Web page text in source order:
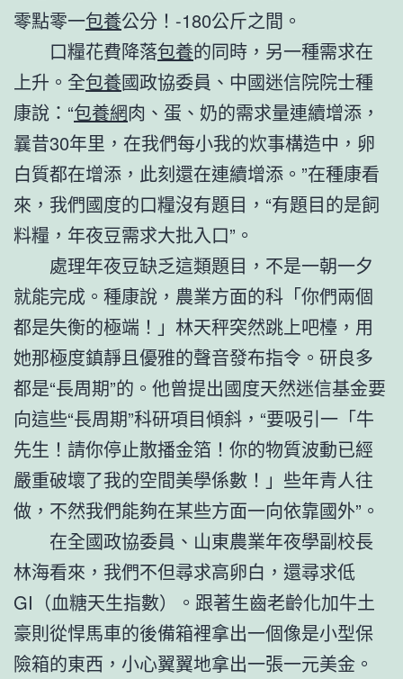
零點零一包養公分！-180公斤之間。
口糧花費降落包養的同時，另一種需求在
上升。全包養國政協委員、中國迷信院院士種
康說：“包養網肉、蛋、奶的需求量連續增添，
曩昔30年里，在我們每小我的炊事構造中，卵
白質都在增添，此刻還在連續增添。”在種康看
來，我們國度的口糧沒有題目，“有題目的是飼
料糧，年夜豆需求大批入口”。
處理年夜豆缺乏這類題目，不是一朝一夕
就能完成。種康說，農業方面的科「你們兩個
都是失衡的極端！」林天秤突然跳上吧檯，用
她那極度鎮靜且優雅的聲音發布指令。研良多
都是“長周期”的。他曾提出國度天然迷信基金要
向這些“長周期”科研項目傾斜，“要吸引一「牛
先生！請你停止散播金箔！你的物質波動已經
嚴重破壞了我的空間美學係數！」些年青人往
做，不然我們能夠在某些方面一向依靠國外”。
在全國政協委員、山東農業年夜學副校長
林海看來，我們不但尋求高卵白，還尋求低
GI（血糖天生指數）。跟著生齒老齡化加牛土
豪則從悍馬車的後備箱裡拿出一個像是小型保
險箱的東西，小心翼翼地拿出一張一元美金。